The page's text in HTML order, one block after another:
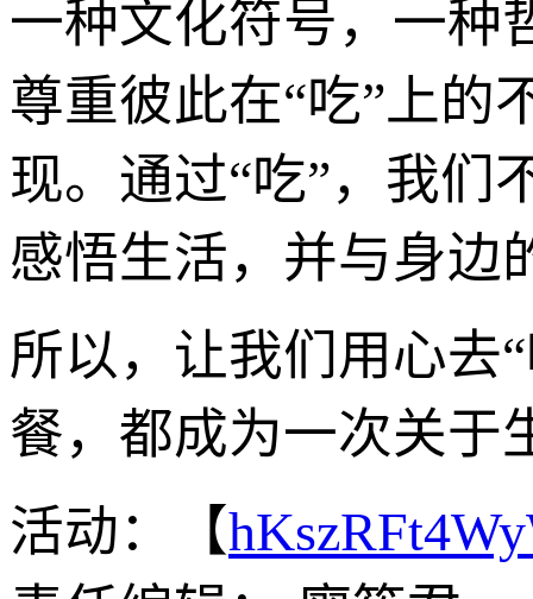
一种文化符号，一种
尊重彼此在“吃”上的
现。通过“吃”，我们
感悟生活，并与身边
所以，让我们用心去
餐，都成为一次关于
活动：【